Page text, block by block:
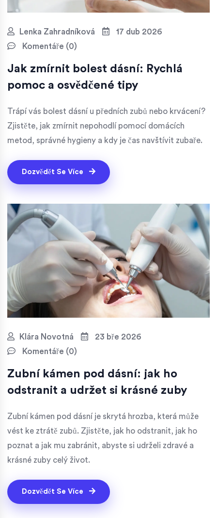
Lenka Zahradníková
17 dub 2026
Komentáře (0)
Jak zmírnit bolest dásní: Rychlá
pomoc a osvědčené tipy
Trápí vás bolest dásní u předních zubů nebo krvácení?
Zjistěte, jak zmírnit nepohodlí pomocí domácích
metod, správné hygieny a kdy je čas navštívit zubaře.
Dozvědět Se Více
Klára Novotná
23 bře 2026
Komentáře (0)
Zubní kámen pod dásní: jak ho
odstranit a udržet si krásné zuby
Zubní kámen pod dásní je skrytá hrozba, která může
vést ke ztrátě zubů. Zjistěte, jak ho odstranit, jak ho
poznat a jak mu zabránit, abyste si udrželi zdravé a
krásné zuby celý život.
Dozvědět Se Více